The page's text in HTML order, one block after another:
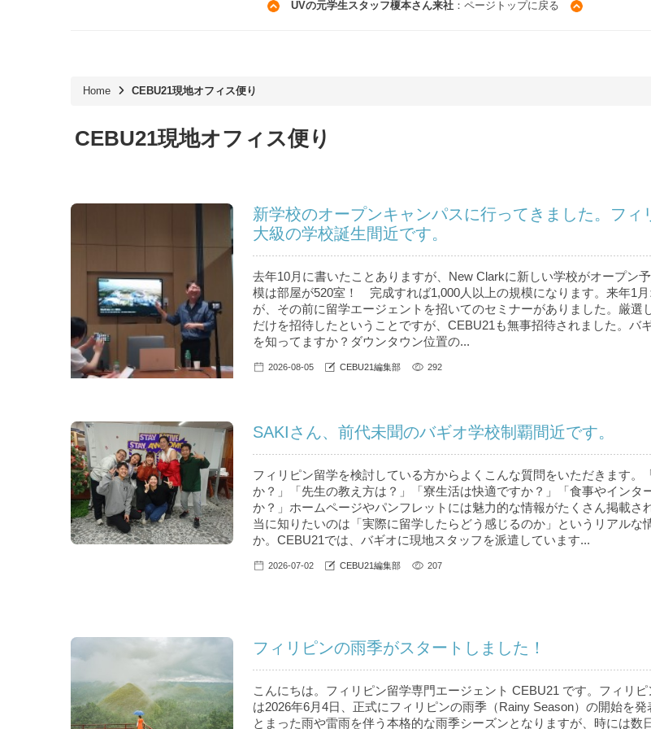
UVの元学生スタッフ榎本さん来社：ページトップに戻る
Home CEBU21現地オフィス便り
CEBU21現地オフィス便り
新学校のオープンキャンパスに行ってきました。フィ
大級の学校誕生間近です。
去年10月に書いたことありますが、New Clarkに新しい学校がオープン
模は部屋が520室！ 完成すれば1,000人以上の規模になります。来年1
が、その前に留学エージェントを招いてのセミナーがありました。厳選
だけを招待したということですが、CEBU21も無事招待されました。バ
を知ってますか？ダウンタウン位置の...
2026-08-05 CEBU21編集部 292
SAKIさん、前代未聞のバギオ学校制覇間近です。
フィリピン留学を検討している方からよくこんな質問をいただきます。
か？」「先生の教え方は？」「寮生活は快適ですか？」「食事やインタ
か？」ホームページやパンフレットには魅力的な情報がたくさん掲載さ
当に知りたいのは「実際に留学したらどう感じるのか」というリアルな
か。CEBU21では、バギオに現地スタッフを派遣しています...
2026-07-02 CEBU21編集部 207
フィリピンの雨季がスタートしました！
こんにちは。フィリピン留学専門エージェント CEBU21 です。フィリピ
は2026年6月4日、正式にフィリピンの雨季（Rainy Season）の開始を発
とまった雨や雷雨を伴う本格的な雨季シーズンとなりますが、時には数